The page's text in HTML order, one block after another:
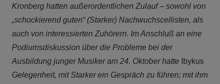
Kronberg hatten außerordentlichen Zulauf – sowohl von
„schockierend guten“ (Starker) Nachwuchscellisten, als
auch von interessierten Zuhörern. Im Anschluß an eine
Podiumsdiskussion über die Probleme bei der
Ausbildung junger Musiker am 24. Oktober hatte Ibykus
Gelegenheit, mit Starker ein Gespräch zu führen; mit ihm